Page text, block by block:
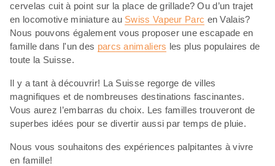
cervelas cuit à point sur la place de grillade? Ou d’un trajet
en locomotive miniature au Swiss Vapeur Parc en Valais?
Nous pouvons également vous proposer une escapade en
famille dans l'un des parcs animaliers les plus populaires de
toute la Suisse.
Il y a tant à découvrir! La Suisse regorge de villes
magnifiques et de nombreuses destinations fascinantes.
Vous aurez l’embarras du choix. Les familles trouveront de
superbes idées pour se divertir aussi par temps de pluie.
Nous vous souhaitons des expériences palpitantes à vivre
en famille!